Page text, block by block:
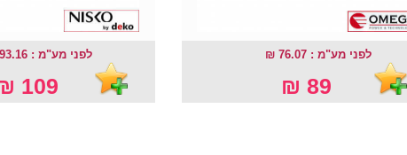
לפני מע"מ : 93.16 ₪
109 ₪
לפני מע"מ : 76.07 ₪
89 ₪